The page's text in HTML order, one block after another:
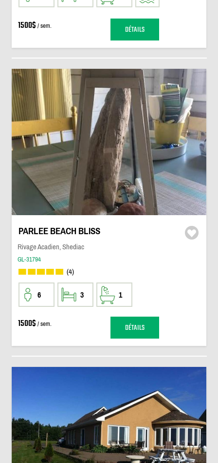
1500$ / sem. DÉTAILS
PARLEE BEACH BLISS
Rivage Acadien, Shediac
GL-31794
(4)
6 3 1
1500$ / sem. DÉTAILS